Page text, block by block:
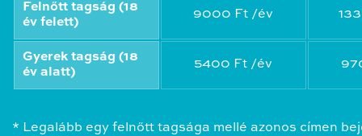
Felnőtt tagság (18
év felett)
9000 Ft /év
Gyerek tagság (18
év alatt)
5400 Ft /év
* Legalább egy felnőtt tagsága mellé azonos címen